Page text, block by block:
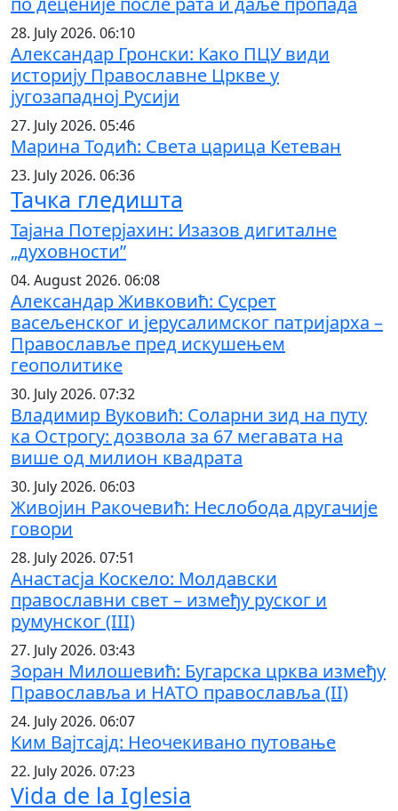
28. July 2026. 06:10
Александар Гронски: Како ПЦУ види
историју Православне Цркве у
југозападној Русији
27. July 2026. 05:46
Марина Тодић: Света царица Кетеван
23. July 2026. 06:36
Тачка гледишта
Тајана Потерјахин: Изазов дигиталне
„духовности”
04. August 2026. 06:08
Александар Живковић: Сусрет
васељенског и јерусалимског патријарха –
Православље пред искушењем
геополитике
30. July 2026. 07:32
Владимир Вуковић: Соларни зид на путу
ка Острогу: дозвола за 67 мегавата на
више од милион квадрата
30. July 2026. 06:03
Живојин Ракочевић: Неслобода другачије
говори
28. July 2026. 07:51
Анастасја Коскело: Молдавски
православни свет – између руског и
румунског (III)
27. July 2026. 03:43
Зоран Милошевић: Бугарска црква између
Православља и НАТО православља (II)
24. July 2026. 06:07
Ким Вајтсајд: Неочекивано путовање
22. July 2026. 07:23
Vida de la Iglesia